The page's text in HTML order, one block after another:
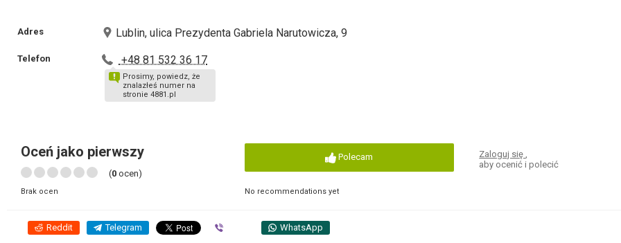
Adres Lublin, ulica Prezydenta Gabriela Narutowicza, 9
Telefon +48 81 532 36 17
Prosimy, powiedz, że
znalazłeś numer na
stronie 4881.pl
Oceń jako pierwszy
(0 ocen)
Brak ocen
Polecam
No recommendations yet
Zaloguj się,
aby ocenić i polecić
Reddit Telegram WhatsApp